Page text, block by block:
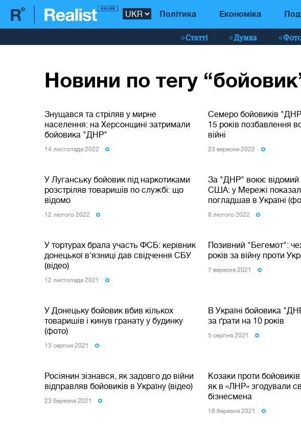
Політика Економіка
Статті Думка
Новини по тегу
Знущався та стріляв у мирне
населення: на Херсонщині затримали
бойовика "ДНР"
14 листопада 2022
Семеро бойовиків
15 років позбавлення
війні
23 вересня 2022
У Луганську бойовик під наркотиками
розстріляв товаришів по службі: що
відомо
12 лютого 2022
За "ДНР" воює відомий
США: у Мережі
погладшав в Україні
8 лютого 2022
У тортурах брала участь ФСБ: керівник
донецької в'язниці дав свідчення СБУ
(відео)
12 листопада 2021
Позивний "Бегемот":
років за війну проти
7 вересня 2021
У Донецьку бойовик вбив кількох
товаришів і кинув гранату у будинку
(фото)
13 серпня 2021
В Україні бойовика
за ґрати на 10 років
5 серпня 2021
Росіянин зізнався, як задовго до війни
відправляв бойовиків в Україну (відео)
23 березня 2021
Козаки проти
як в «ЛНР» згодували
бізнесмена
18 березня 2021